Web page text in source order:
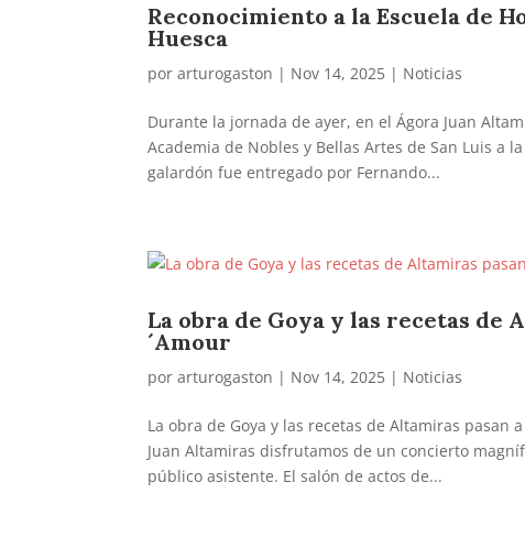
Reconocimiento a la Escuela de
Huesca
porarturogaston | Nov 14, 2025 | Noticias
Durante la jornada de ayer, en el Ágora Juan
Academia de Nobles y Bellas Artes de San Luis a
galardón fue entregado por Fernando...
La obra de Goya y las recetas de
´Amour
porarturogaston | Nov 14, 2025 | Noticias
La obra de Goya y las recetas de Altamiras pasan
Juan Altamiras disfrutamos de un concierto
público asistente. El salón de actos de...